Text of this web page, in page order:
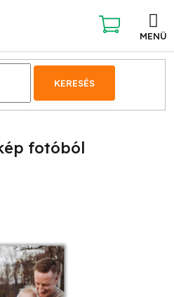
KERESÉS
KOSÁR
fotóból